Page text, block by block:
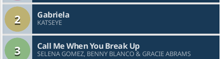
2 Gabriela
KATSEYE
3 Call Me When You Break Up
SELENA GOMEZ, BENNY BLANCO & GRACIE ABRAMS